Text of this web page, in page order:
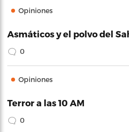
Opiniones
Asmáticos y el polvo del
0
Opiniones
Terror a las 10 AM
0